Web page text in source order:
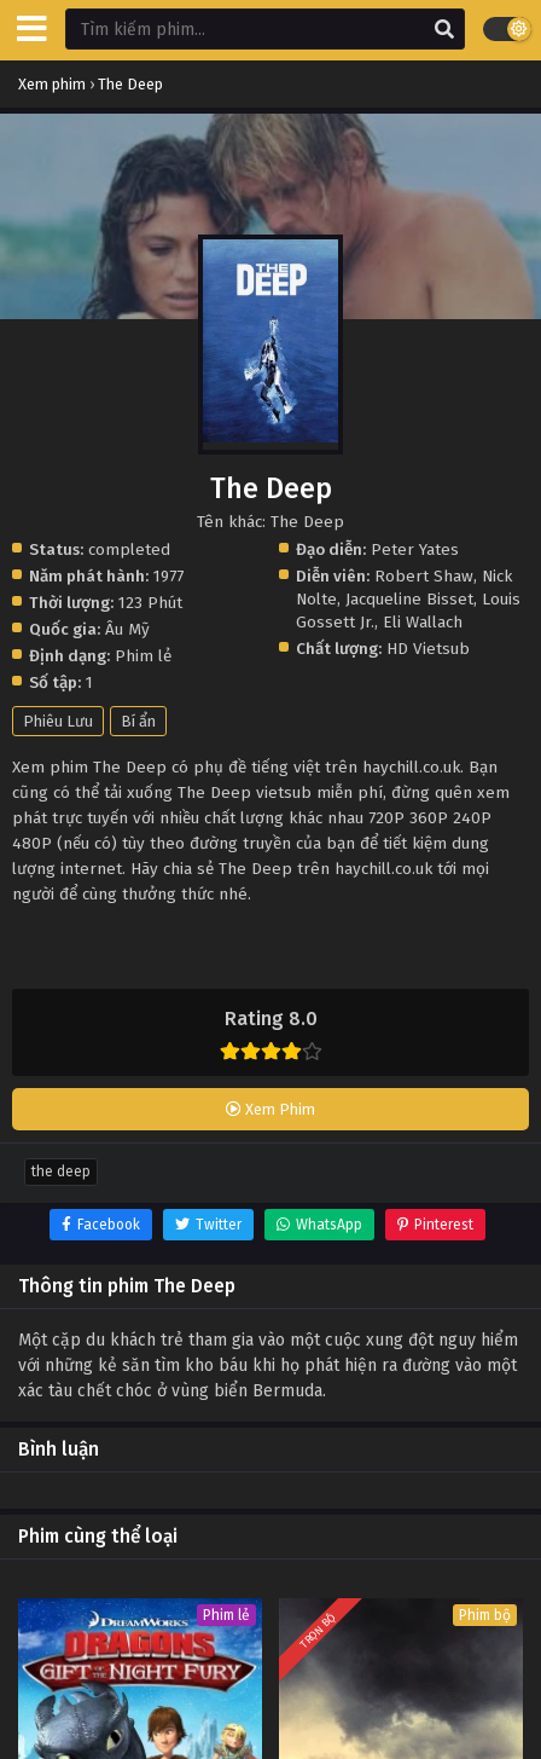
Xem phim › The Deep
Rating 8.0
Xem Phim
The Deep
Tên khác: The Deep
Status: completed
Năm phát hành: 1977
Thời lượng: 123 Phút
Quốc gia: Âu Mỹ
Định dạng: Phim lẻ
Số tập: 1
Đạo diễn: Peter Yates
Diễn viên: Robert Shaw, Nick
Nolte, Jacqueline Bisset, Louis
Gossett Jr., Eli Wallach
Chất lượng: HD Vietsub
Phiêu Lưu Bí ẩn
Xem phim The Deep có phụ đề tiếng việt trên haychill.co.uk. Bạn
cũng có thể tải xuống The Deep vietsub miễn phí, đừng quên xem
phát trực tuyến với nhiều chất lượng khác nhau 720P 360P 240P
480P (nếu có) tùy theo đường truyền của bạn để tiết kiệm dung
lượng internet. Hãy chia sẻ The Deep trên haychill.co.uk tới mọi
người để cùng thưởng thức nhé.
the deep
Facebook Twitter WhatsApp Pinterest
Thông tin phim The Deep
Một cặp du khách trẻ tham gia vào một cuộc xung đột nguy hiểm
với những kẻ săn tìm kho báu khi họ phát hiện ra đường vào một
xác tàu chết chóc ở vùng biển Bermuda.
Bình luận
Phim cùng thể loại
Phim lẻ TRỌN BỘ Phim bộ